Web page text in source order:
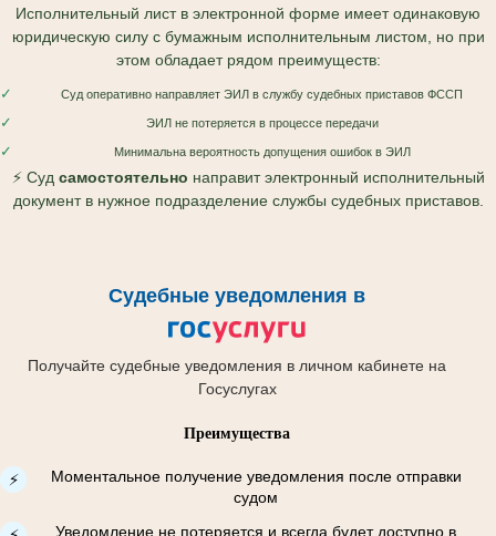
Исполнительный лист в электронной форме имеет одинаковую
юридическую силу с бумажным исполнительным листом, но при
этом обладает рядом преимуществ:
✓ Суд оперативно направляет ЭИЛ в службу судебных приставов ФССП
✓ ЭИЛ не потеряется в процессе передачи
✓ Минимальна вероятность допущения ошибок в ЭИЛ
⚡ Суд самостоятельно направит электронный исполнительный
документ в нужное подразделение службы судебных приставов.
Судебные уведомления в
Получайте судебные уведомления в личном кабинете на
Госуслугах
Преимущества
⚡
Моментальное получение уведомления после отправки
судом
Уведомление не потеряется и всегда будет доступно в